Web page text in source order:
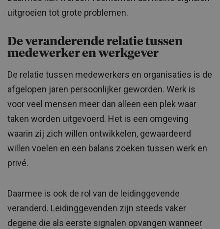
uitgroeien tot grote problemen.
De veranderende relatie tussen
medewerker en werkgever
De relatie tussen medewerkers en organisaties is de
afgelopen jaren persoonlijker geworden. Werk is
voor veel mensen meer dan alleen een plek waar
taken worden uitgevoerd. Het is een omgeving
waarin zij zich willen ontwikkelen, gewaardeerd
willen voelen en een balans zoeken tussen werk en
privé.
Daarmee is ook de rol van de leidinggevende
veranderd. Leidinggevenden zijn steeds vaker
degene die als eerste signalen opvangen wanneer